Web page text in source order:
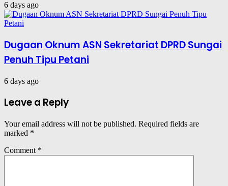
6 days ago
Dugaan Oknum ASN Sekretariat DPRD Sungai
Penuh Tipu Petani
6 days ago
Leave a Reply
Your email address will not be published. Required fields are
marked *
Comment *